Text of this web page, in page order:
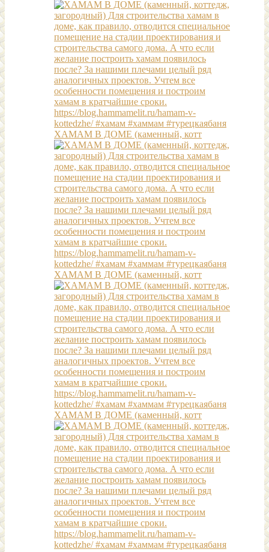
ХАМАМ В ДОМЕ (каменный, котт
ХАМАМ В ДОМЕ (каменный, котт
ХАМАМ В ДОМЕ (каменный, котт